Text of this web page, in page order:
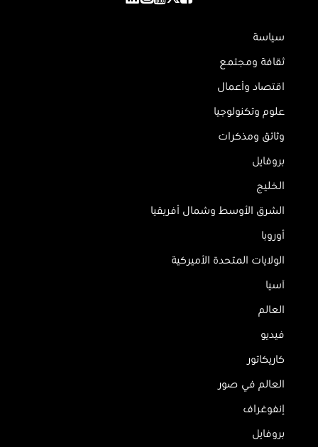
سياسة
ثقافة ومجتمع
اقتصاد وأعمال
علوم وتكنولوجيا
وثائق ومذكرات
بروفايل
الخليج
الشرق الأوسط وشمال أفريقيا
أوروبا
الولايات المتحدة الأميركية
آسيا
العالم
فيديو
كاريكاتور
العالم في صور
إنفوغراف
بروفايل